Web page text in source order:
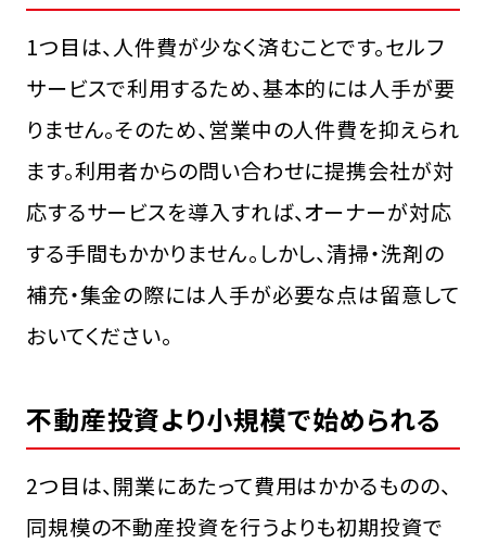
1つ目は、人件費が少なく済むことです。セルフ
サービスで利用するため、基本的には人手が要
りません。そのため、営業中の人件費を抑えられ
ます。利用者からの問い合わせに提携会社が対
応するサービスを導入すれば、オーナーが対応
する手間もかかりません。しかし、清掃・洗剤の
補充・集金の際には人手が必要な点は留意して
おいてください。
不動産投資より小規模で始められる
2つ目は、開業にあたって費用はかかるものの、
同規模の不動産投資を行うよりも初期投資で